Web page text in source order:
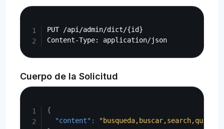
PUT /api/admin/dict/{id}
Cuerpo de la Solicitud
{
"content" :